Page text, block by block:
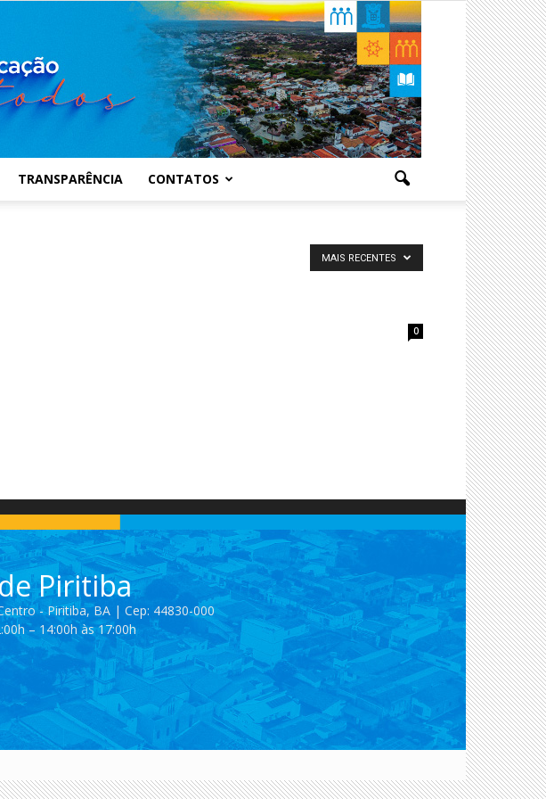
TRANSPARÊNCIA CONTATOS
MAIS RECENTES
0
Piritiba
- Piritiba, BA | Cep: 44830-000
– 14:00h às 17:00h